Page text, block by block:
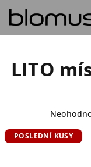
obsah
LITO
Průměrné
produktu
POSLEDNÍ KUSY